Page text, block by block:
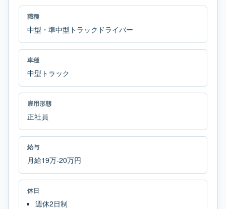
職種
中型・準中型トラックドライバー
車種
中型トラック
雇用形態
正社員
給与
月給19万-20万円
休日
週休2日制